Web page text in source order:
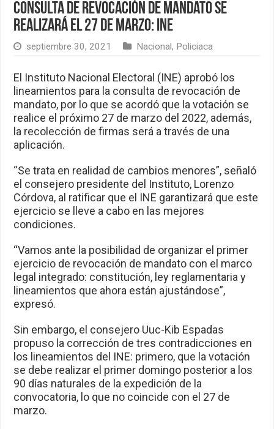
Consulta de revocación de mandato se
realizará el 27 de marzo: INE
septiembre 30, 2021 Nacional, Policiaca
El Instituto Nacional Electoral (INE) aprobó los
lineamientos para la consulta de revocación de
mandato, por lo que se acordó que la votación se
realice el próximo 27 de marzo del 2022, además,
la recolección de firmas será a través de una
aplicación.
“Se trata en realidad de cambios menores”, señaló
el consejero presidente del Instituto, Lorenzo
Córdova, al ratificar que el INE garantizará que este
ejercicio se lleve a cabo en las mejores
condiciones.
“Vamos ante la posibilidad de organizar el primer
ejercicio de revocación de mandato con el marco
legal integrado: constitución, ley reglamentaria y
lineamientos que ahora están ajustándose”,
expresó.
Sin embargo, el consejero Uuc-Kib Espadas
propuso la corrección de tres contradicciones en
los lineamientos del INE: primero, que la votación
se debe realizar el primer domingo posterior a los
90 días naturales de la expedición de la
convocatoria, lo que no coincide con el 27 de
marzo.